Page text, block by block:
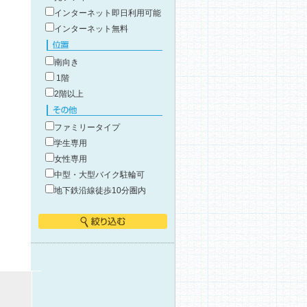
インターネット即日利用可能
インターネット無料
南向き
1階
2階以上
ファミリータイプ
学生専用
女性専用
中型・大型バイク駐輪可
地下鉄沿線徒歩10分圏内